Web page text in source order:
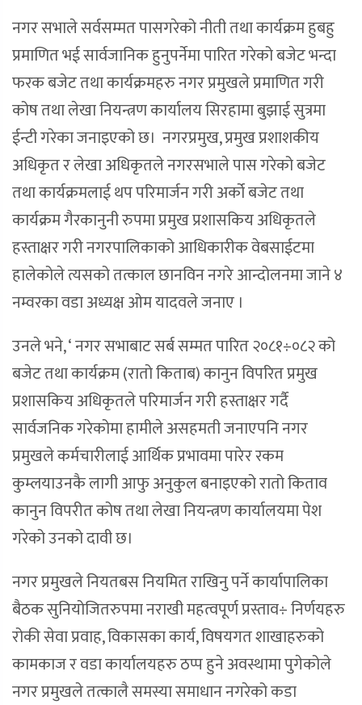
नगर सभाले सर्वसम्मत पासगरेको नीती तथा कार्यक्रम हुबहु
प्रमाणित भई सार्वजानिक हुनुपर्नेमा पारित गरेको बजेट भन्दा
फरक बजेट तथा कार्यक्रमहरु नगर प्रमुखले प्रमाणित गरी
कोष तथा लेखा नियन्त्रण कार्यालय सिरहामा बुझाई सुत्रमा
ईन्टी गरेका जनाइएको छ। नगरप्रमुख, प्रमुख प्रशाशकीय
अधिकृत र लेखा अधिकृतले नगरसभाले पास गरेको बजेट
तथा कार्यक्रमलाई थप परिमार्जन गरी अर्को बजेट तथा
कार्यक्रम गैरकानुनी रुपमा प्रमुख प्रशासकिय अधिकृतले
हस्ताक्षर गरी नगरपालिकाको आधिकारीक वेबसाईटमा
हालेकोले त्यसको तत्काल छानविन नगरे आन्दोलनमा जाने ४
नम्वरका वडा अध्यक्ष ओम यादवले जनाए ।
उनले भने, ‘ नगर सभाबाट सर्ब सम्मत पारित २०८१÷०८२ को
बजेट तथा कार्यक्रम (रातो किताब) कानुन विपरित प्रमुख
प्रशासकिय अधिकृतले परिमार्जन गरी हस्ताक्षर गर्दै
सार्वजनिक गरेकोमा हामीले असहमती जनाएपनि नगर
प्रमुखले कर्मचारीलाई आर्थिक प्रभावमा पारेर रकम
कुम्लयाउनकै लागी आफु अनुकुल बनाइएको रातो किताव
कानुन विपरीत कोष तथा लेखा नियन्त्रण कार्यालयमा पेश
गरेको उनको दावी छ।
नगर प्रमुखले नियतबस नियमित राखिनु पर्ने कार्यापालिका
बैठक सुनियोजितरुपमा नराखी महत्वपूर्ण प्रस्ताव÷ निर्णयहरु
रोकी सेवा प्रवाह, विकासका कार्य, विषयगत शाखाहरुको
कामकाज र वडा कार्यालयहरु ठप्प हुने अवस्थामा पुगेकोले
नगर प्रमुखले तत्कालै समस्या समाधान नगरेको कडा